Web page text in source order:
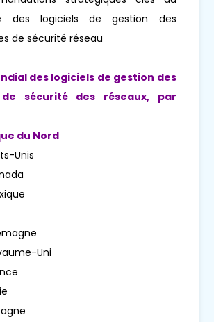
des logiciels de gestion des
de sécurité réseau
des logiciels de gestion des
sécurité des réseaux, par
du Nord
Unis
Uni